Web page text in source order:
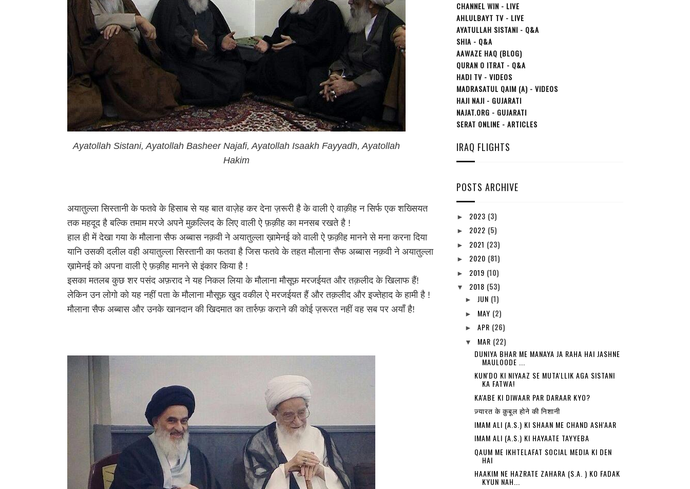
Ayatollah Sistani, Ayatollah Basheer Najafi, Ayatollah Isaakh Fayyadh, Ayatollah
Hakim
अयातुल्ला सिस्तानी के फतवे के हिसाब से यह बात वाज़ेह कर देना ज़रूरी है के वाली ऐ वाक़ीह न सिर्फ एक शख्सियत
तक महदूद है बल्कि तमाम मरजे अपने मुक़ल्लिद के लिए वाली ऐ फ़क़ीह का मनसब रखते है !
हाल ही में देखा गया के मौलाना सैफ अब्बास नक़वी ने अयातुल्ला ख़ामेनई को वाली ऐ फ़क़ीह मानने से मना करना दिया
यानि उसकी दलील वही अयातुल्ला सिस्तानी का फतवा है जिस फतवे के तहत मौलाना सैफ अब्बास नक़वी ने अयातुल्ला
ख़ामेनई को अपना वाली ऐ फ़क़ीह मानने से इंकार किया है !
इसका मतलब कुछ शर पसंद अफ़राद ने यह निकल लिया के मौलाना मौसूफ़ मरजईयत और तक़लीद के खिलाफ हैं!
लेकिन उन लोगो को यह नहीं पता के मौलाना मौसूफ़ खुद वकील ऐ मरजईयत हैं और तक़लीद और इज्तेहाद के हामी है !
मौलाना सैफ अब्बास और उनके खानदान की खिदमात का तार्रुफ़ कराने की कोई ज़रूरत नहीं वह सब पर अयाँ है!
CHANNEL WIN - LIVE
AHLULBAYT TV - LIVE
AYATULLAH SISTANI - Q&A
SHIA - Q&A
AAWAZE HAQ (BLOG)
QURAN O ITRAT - Q&A
HADI TV - VIDEOS
MADRASATUL QAIM (A) - VIDEOS
HAJI NAJI - GUJARATI
NAJAT.ORG - GUJARATI
SERAT ONLINE - ARTICLES
IRAQ FLIGHTS
POSTS ARCHIVE
► 2023 (3)
► 2022 (5)
► 2021 (23)
► 2020 (81)
► 2019 (10)
▼ 2018 (53)
► JUN (1)
► MAY (2)
►APR (26)
▼ MAR (22)
DUNIYA BHAR ME MANAYA JA RAHA HAI JASHNE
MAULOODE ...
KUN'DO KI NIYAAZ SE MUTA'LLIK AGA SISTANI
KA FATWA!
KA'ABE KI DIWAAR PAR DARAAR KYO?
ज़्यारत के क़ुबूल होने की निशानी
IMAM ALI (A.S.) KI SHAAN ME CHAND ASH'AAR
IMAM ALI (A.S.) KI HAYAATE TAYYEBA
QAUM ME IKHTELAFAT SOCIAL MEDIA KI DEN
HAI
HAAKIM NE HAZRATE ZAHARA (S.A. ) KO FADAK
KYUN NAH...